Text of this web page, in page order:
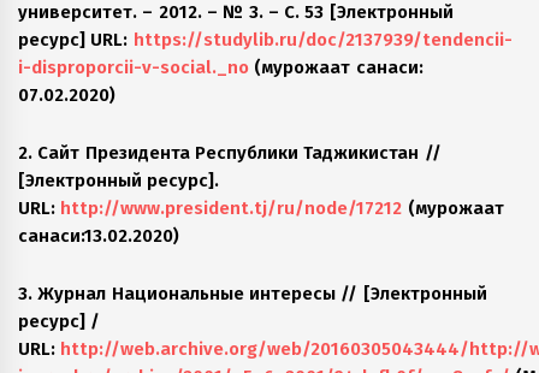
университет. – 2012. – № 3. – С. 53 [Электронный
ресурс] URL: https://studylib.ru/doc/2137939/tendencii-
i-disproporcii-v-social._no (мурожаат санаси:
07.02.2020)
2. Сайт Президента Республики Таджикистан //
[Электронный ресурс].
URL: http://www.president.tj/ru/node/17212 (мурожаат
санаси:13.02.2020)
3. Журнал Национальные интересы // [Электронный
ресурс] /
URL: http://web.archive.org/web/20160305043444/http://